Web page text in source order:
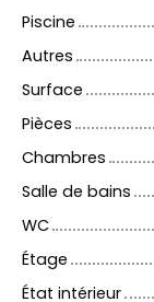
Piscine
Autres
Surface
Pièces
Chambres
Salle de bains
WC
Étage
État intérieur